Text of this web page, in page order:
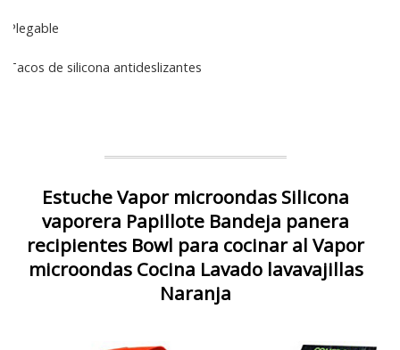
Plegable
Tacos de silicona antideslizantes
Estuche Vapor microondas Silicona
vaporera Papillote Bandeja panera
recipientes Bowl para cocinar al Vapor
microondas Cocina Lavado lavavajillas
Naranja